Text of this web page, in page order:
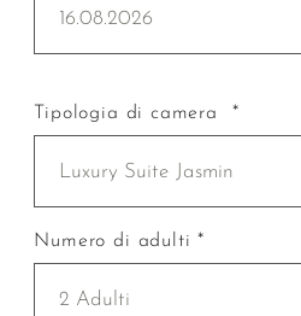
16.08.2026
Tipologia di camera *
Luxury Suite Jasmin
Numero di adulti *
2 Adulti